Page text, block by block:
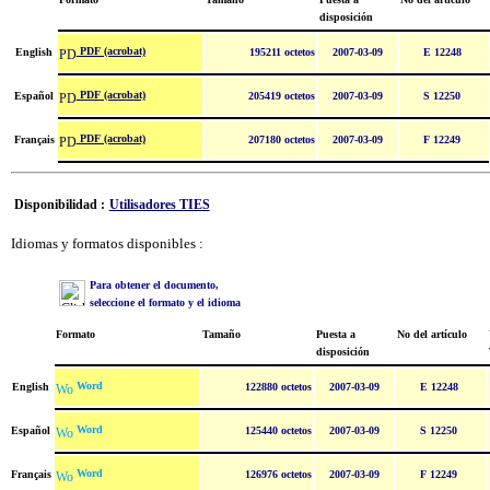
disposición
English PDF (acrobat) 195211 octetos 2007-03-09 E 12248
Español PDF (acrobat) 205419 octetos 2007-03-09 S 12250
Français PDF (acrobat) 207180 octetos 2007-03-09 F 12249
Disponibilidad : Utilisadores TIES
Idiomas y formatos disponibles :
Para obtener el documento,
seleccione el formato y el idioma
Formato Tamaño
Puesta a
disposición
No del artículo
English Word 122880 octetos 2007-03-09 E 12248
Español Word 125440 octetos 2007-03-09 S 12250
Français Word 126976 octetos 2007-03-09 F 12249